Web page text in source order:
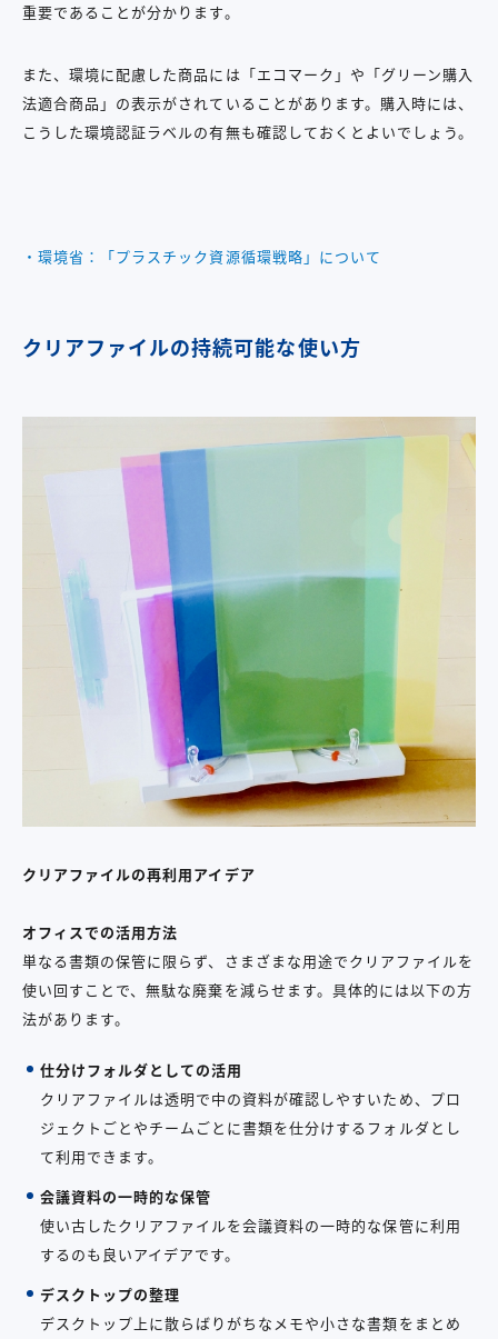
重要であることが分かります。
また、環境に配慮した商品には「エコマーク」や「グリーン購入
法適合商品」の表示がされていることがあります。購入時には、
こうした環境認証ラベルの有無も確認しておくとよいでしょう。
・環境省：「プラスチック資源循環戦略」について
クリアファイルの持続可能な使い方
クリアファイルの再利用アイデア
オフィスでの活用方法
単なる書類の保管に限らず、さまざまな用途でクリアファイルを
使い回すことで、無駄な廃棄を減らせます。具体的には以下の方
法があります。
仕分けフォルダとしての活用
クリアファイルは透明で中の資料が確認しやすいため、プロ
ジェクトごとやチームごとに書類を仕分けするフォルダとし
て利用できます。
会議資料の一時的な保管
使い古したクリアファイルを会議資料の一時的な保管に利用
するのも良いアイデアです。
デスクトップの整理
デスクトップ上に散らばりがちなメモや小さな書類をまとめ